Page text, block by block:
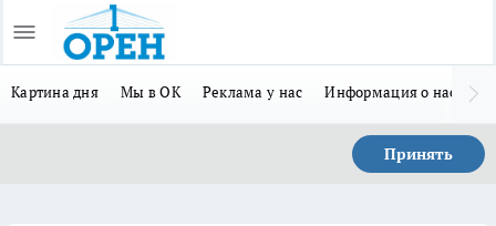
Картина дня Мы в ОК Реклама у нас Информация о нас
Принять